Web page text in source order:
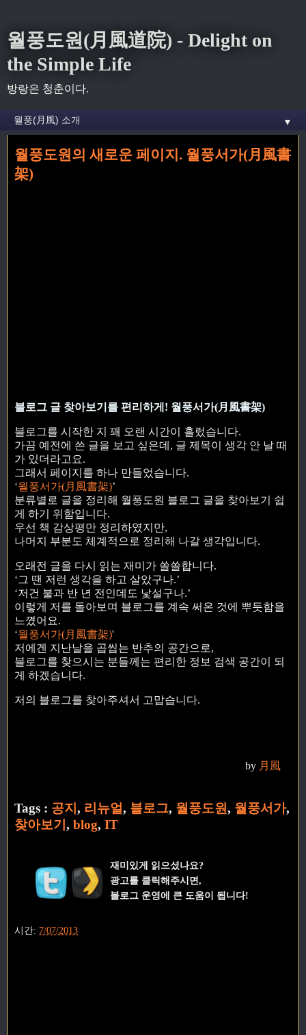
월풍도원(月風道院) - Delight on
the Simple Life
방랑은 청춘이다.
▼
홈» 블로그 꼬리가 달린 글
월풍도원의 새로운 페이지. 월풍서가(月風書
架)
블로그 글 찾아보기를 편리하게! 월풍서가(月風書架)
블로그를 시작한 지 꽤 오랜 시간이 흘렀습니다.
가끔 예전에 쓴 글을 보고 싶은데, 글 제목이 생각 안 날 때
가 있더라고요.
그래서 페이지를 하나 만들었습니다.
‘월풍서가(月風書架)’
분류별로 글을 정리해 월풍도원 블로그 글을 찾아보기 쉽
게 하기 위함입니다.
우선 책 감상평만 정리하였지만,
나머지 부분도 체계적으로 정리해 나갈 생각입니다.
오래전 글을 다시 읽는 재미가 쏠쏠합니다.
‘그 땐 저런 생각을 하고 살았구나.’
‘저건 불과 반 년 전인데도 낯설구나.’
이렇게 저를 돌아보며 블로그를 계속 써온 것에 뿌듯함을
느꼈어요.
‘월풍서가(月風書架)'
저에겐 지난날을 곱씹는 반추의 공간으로,
블로그를 찾으시는 분들께는 편리한 정보 검색 공간이 되
게 하겠습니다.
저의 블로그를 찾아주셔서 고맙습니다.
by 月風
Tags : 공지 , 리뉴얼, 블로그, 월풍도원, 월풍서가,
찾아보기 , blog, IT
재미있게 읽으셨나요?
광고를 클릭해주시면,
블로그 운영에 큰 도움이 됩니다!
시간: 7/07/2013